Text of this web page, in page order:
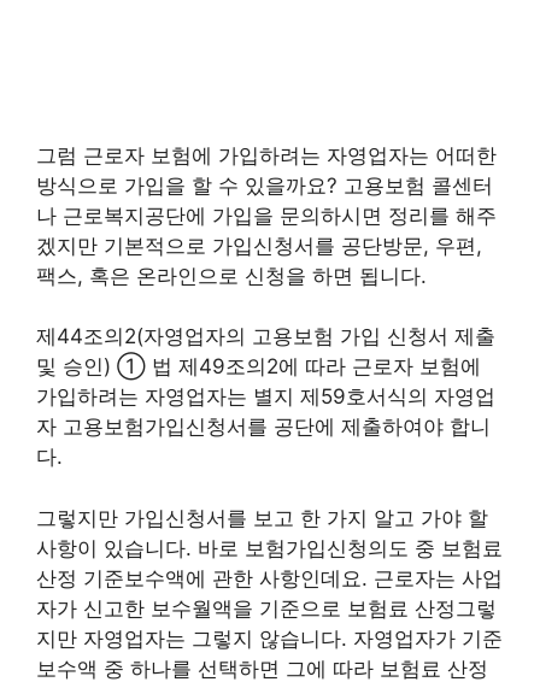
그럼 근로자 보험에 가입하려는 자영업자는 어떠한
방식으로 가입을 할 수 있을까요? 고용보험 콜센터
나 근로복지공단에 가입을 문의하시면 정리를 해주
겠지만 기본적으로 가입신청서를 공단방문, 우편,
팩스, 혹은 온라인으로 신청을 하면 됩니다.
제44조의2(자영업자의 고용보험 가입 신청서 제출
및 승인) ① 법 제49조의2에 따라 근로자 보험에
가입하려는 자영업자는 별지 제59호서식의 자영업
자 고용보험가입신청서를 공단에 제출하여야 합니
다.
그렇지만 가입신청서를 보고 한 가지 알고 가야 할
사항이 있습니다. 바로 보험가입신청의도 중 보험료
산정 기준보수액에 관한 사항인데요. 근로자는 사업
자가 신고한 보수월액을 기준으로 보험료 산정그렇
지만 자영업자는 그렇지 않습니다. 자영업자가 기준
보수액 중 하나를 선택하면 그에 따라 보험료 산정